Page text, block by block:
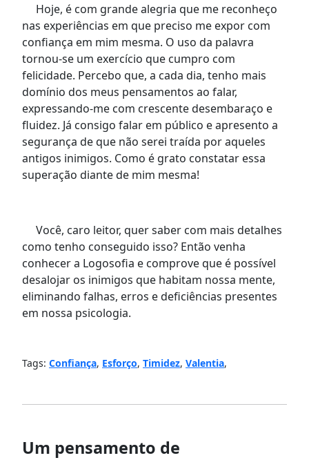
Hoje, é com grande alegria que me reconheço
nas experiências em que preciso me expor com
confiança em mim mesma. O uso da palavra
tornou-se um exercício que cumpro com
felicidade. Percebo que, a cada dia, tenho mais
domínio dos meus pensamentos ao falar,
expressando-me com crescente desembaraço e
fluidez. Já consigo falar em público eapresento a
segurança de que não serei traída por aqueles
antigos inimigos. Como é grato constatar essa
superação diante de mim mesma!
Você, caro leitor, quer saber com mais detalhes
como tenho conseguido isso? Então venha
conhecer a Logosofia e comprove que é possível
desalojar os inimigos que habitam nossa mente,
eliminando falhas, erros e deficiências presentes
em nossa psicologia.
Tags: Confiança, Esforço, Timidez, Valentia,
Um pensamento de